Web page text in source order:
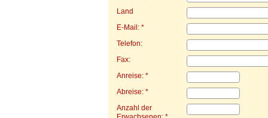
Land
E-Mail: *
Telefon:
Fax:
Anreise: *
Abreise: *
Anzahl der